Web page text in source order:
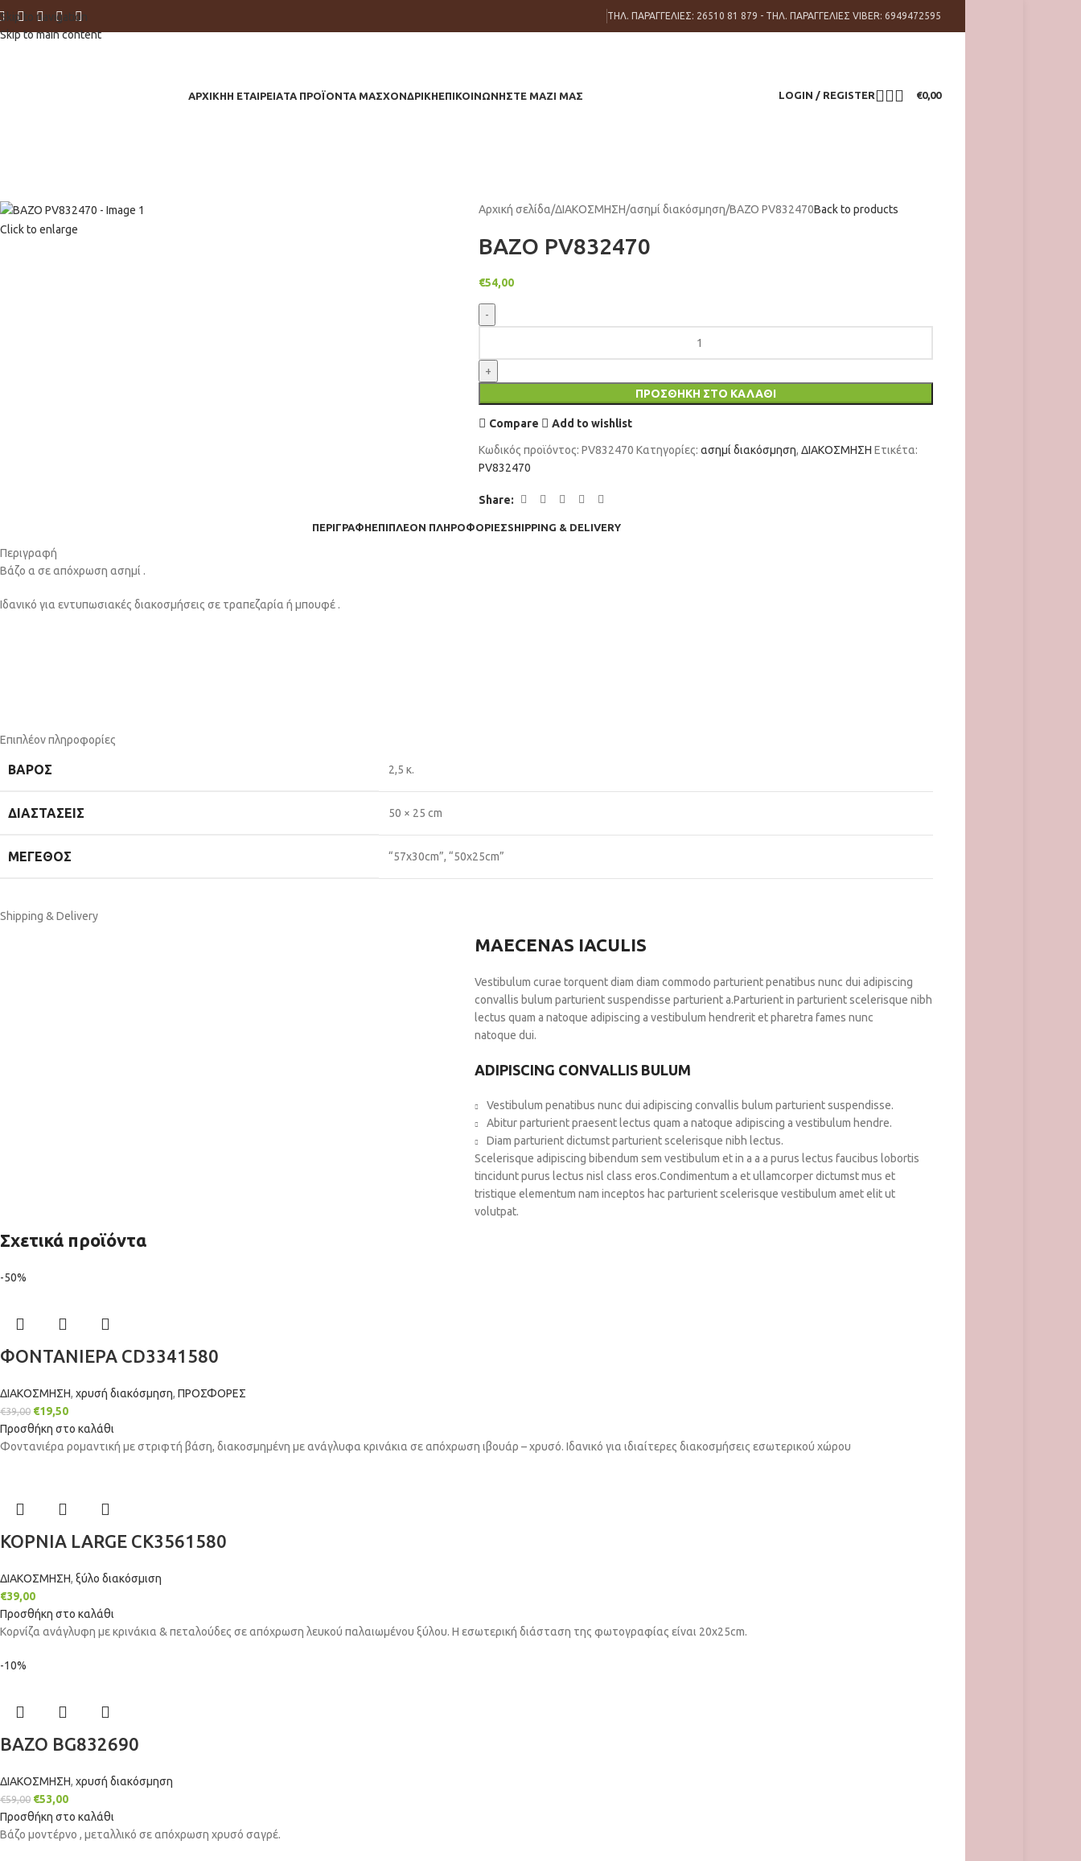
Skip to navigation
Skip to main content
ΤΗΛ. ΠΑΡΑΓΓΕΛΙΕΣ: 26510 81 879 - ΤΗΛ. ΠΑΡΑΓΓΕΛΙΕΣ VIBER: 6949472595
ΑΡΧΙΚΗΗ ΕΤΑΙΡΕΙΑΤΑ ΠΡΟΪΟΝΤΑ ΜΑΣΧΟΝΔΡΙΚΗΕΠΙΚΟΙΝΩΝΗΣΤΕ ΜΑΖΙ ΜΑΣ LOGIN / REGISTER €0,00
Click to enlarge
Αρχική σελίδα ΔΙΑΚΟΣΜΗΣΗ ασημί διακόσμηση ΒΑΖΟ PV832470Back to products
ΒΑΖΟ PV832470
€54,00
ΠΡΟΣΘΉΚΗ ΣΤΟ ΚΑΛΆΘΙ
Compare Add to wishlist
Κωδικός προϊόντος: PV832470 Κατηγορίες: ασημί διακόσμηση, ΔΙΑΚΟΣΜΗΣΗ Ετικέτα:
PV832470
Share:
ΠΕΡΙΓΡΑΦΉΕΠΙΠΛΈΟΝ ΠΛΗΡΟΦΟΡΊΕΣSHIPPING & DELIVERY
Περιγραφή
Βάζο α σε απόχρωση ασημί .
Ιδανικό για εντυπωσιακές διακοσμήσεις σε τραπεζαρία ή μπουφέ .
Επιπλέον πληροφορίες
ΒΆΡΟΣ 2,5 κ.
ΔΙΑΣΤΆΣΕΙΣ 50 × 25 cm
ΜΕΓΕΘΟΣ “57x30cm”, “50x25cm”
Shipping & Delivery
MAECENAS IACULIS
Vestibulum curae torquent diam diam commodo parturient penatibus nunc dui adipiscing
convallis bulum parturient suspendisse parturient a.Parturient in parturient scelerisque nibh
lectus quam a natoque adipiscing a vestibulum hendrerit et pharetra fames nunc
natoque dui.
ADIPISCING CONVALLIS BULUM
Vestibulum penatibus nunc dui adipiscing convallis bulum parturient suspendisse.
Abitur parturient praesent lectus quam a natoque adipiscing a vestibulum hendre.
Diam parturient dictumst parturient scelerisque nibh lectus.
Scelerisque adipiscing bibendum sem vestibulum et in a a a purus lectus faucibus lobortis
tincidunt purus lectus nisl class eros.Condimentum a et ullamcorper dictumst mus et
tristique elementum nam inceptos hac parturient scelerisque vestibulum amet elit ut
volutpat.
Σχετικά προϊόντα
-50%
ΦΟΝΤΑΝΙΕΡΑ CD3341580
ΔΙΑΚΟΣΜΗΣΗ, χρυσή διακόσμηση, ΠΡΟΣΦΟΡΕΣ
€39,00 €19,50
Προσθήκη στο καλάθι
Φοντανιέρα ρομαντική με στριφτή βάση, διακοσμημένη με ανάγλυφα κρινάκια σε απόχρωση ιβουάρ – χρυσό. Ιδανικό για ιδιαίτερες διακοσμήσεις εσωτερικού χώρου
ΚΟΡΝΙΑ LARGE CK3561580
ΔΙΑΚΟΣΜΗΣΗ, ξύλο διακόσμιση
€39,00
Προσθήκη στο καλάθι
Κορνίζα ανάγλυφη με κρινάκια & πεταλούδες σε απόχρωση λευκού παλαιωμένου ξύλου. Η εσωτερική διάσταση της φωτογραφίας είναι 20x25cm.
-10%
ΒΑΖΟ BG832690
ΔΙΑΚΟΣΜΗΣΗ, χρυσή διακόσμηση
€59,00 €53,00
Προσθήκη στο καλάθι
Βάζο μοντέρνο , μεταλλικό σε απόχρωση χρυσό σαγρέ.